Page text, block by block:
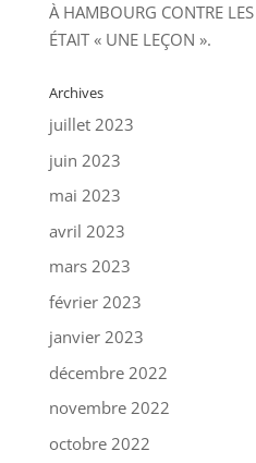
À HAMBOURG CONTRE
ÉTAIT « UNE LEÇON ».
Archives
juillet 2023
juin 2023
mai 2023
avril 2023
mars 2023
février 2023
janvier 2023
décembre 2022
novembre 2022
octobre 2022